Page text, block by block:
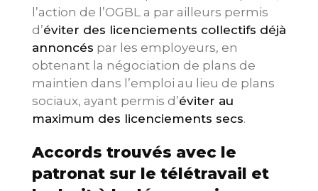
l’action de l’OGBL a par ailleurs permis
d’éviter des licenciements collectifs déjà
annoncés par les employeurs, en
obtenant la négociation de plans de
maintien dans l’emploi au lieu de plans
sociaux, ayant permis d’éviter au
maximum des licenciements secs.
Accords trouvés avec le
patronat sur le télétravail et